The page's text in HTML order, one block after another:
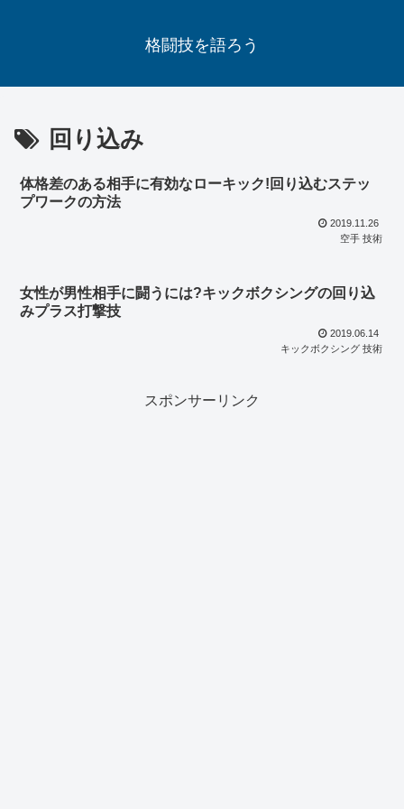
格闘技を語ろう
回り込み
体格差のある相手に有効なローキック!回り込むステッ
プワークの方法
2019.11.26
空手 技術
女性が男性相手に闘うには?キックボクシングの回り込
みプラス打撃技
2019.06.14
キックボクシング 技術
スポンサーリンク